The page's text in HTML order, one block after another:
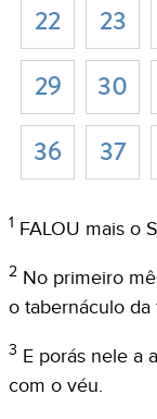
1 FALOU mais o
2 No primeiro
o tabernáculo da
3 E porás nele a
com o véu.
22
23
29
30
36
37